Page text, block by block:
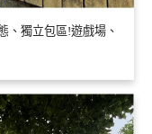
、獨立包區!遊戲場、